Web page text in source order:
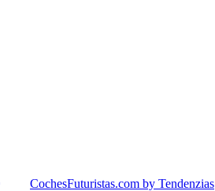
CochesFuturistas.com by Tendenzias